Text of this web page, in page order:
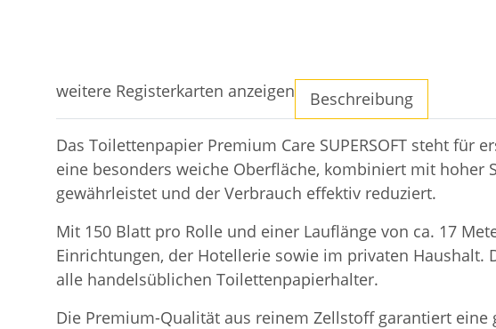
weitere Registerkarten anzeigen Beschreibung
Das Toilettenpapier Premium Care SUPERSOFT steht
eine besonders weiche Oberfläche, kombiniert mit hoher
gewährleistet und der Verbrauch effektiv reduziert.
Mit 150 Blatt pro Rolle und einer Lauflänge von ca. 17
Einrichtungen, der Hotellerie sowie im privaten Haushalt.
alle handelsüblichen Toilettenpapierhalter.
Die Premium-Qualität aus reinem Zellstoff garantiert